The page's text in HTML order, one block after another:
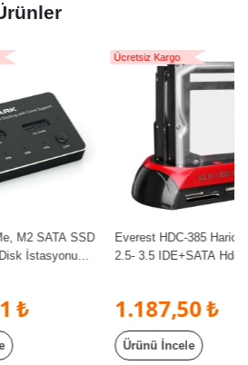
SSD
Ücretsiz Kargo
Everest HDC-385 Harici Usb 2.0
2.5- 3.5 IDE+SATA Hdd + Kart
1.187,50 ₺
Ürünü İncele